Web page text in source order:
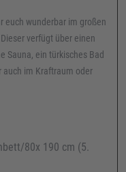
euch wunderbar im großen
verfügt über einen
Sauna, ein türkisches Bad
auch im Kraftraum oder
80x 190 cm (5.